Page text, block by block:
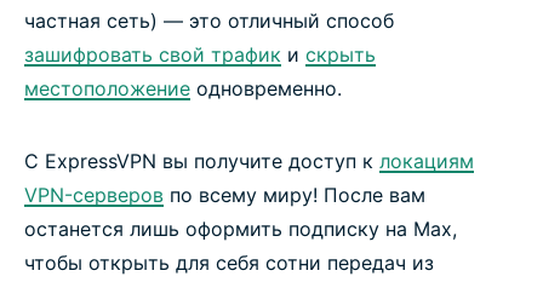
частная сеть) — это отличный способ
зашифровать свой трафик и скрыть
местоположение одновременно.
С ExpressVPN вы получите доступ к локациям
VPN-серверов по всему миру! После вам
останется лишь оформить подписку на Max,
чтобы открыть для себя сотни передач из